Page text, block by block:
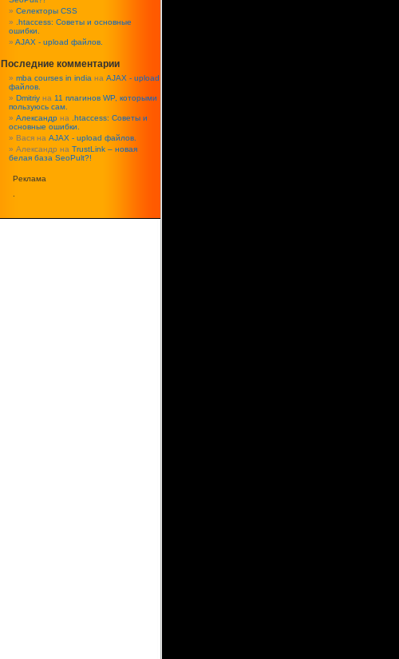
Селекторы CSS
.htaccess: Советы и основные
ошибки.
AJAX - upload файлов.
Последние комментарии
mba courses in india на AJAX - upload
файлов.
Dmitriy на 11 плагинов WP, которыми
пользуюсь сам.
Александр на
.htaccess: Советы и
основные ошибки.
Вася на AJAX - upload файлов.
Александр на TrustLink – новая
белая база SeoPult?!
Реклама